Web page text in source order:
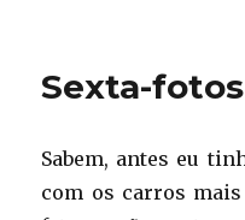
Sexta-fotos
Sabem, antes eu
com os carros